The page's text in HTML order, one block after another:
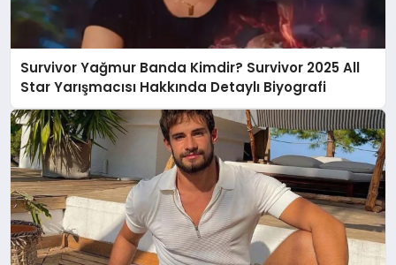
Survivor Yağmur Banda Kimdir? Survivor 2025 All
Star Yarışmacısı Hakkında Detaylı Biyografi